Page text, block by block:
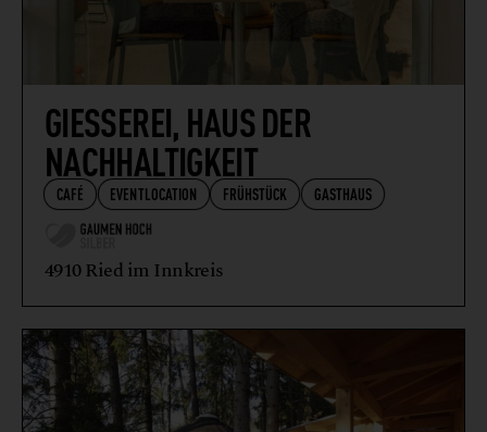
GIESSEREI, HAUS DER
NACHHALTIGKEIT
CAFÉ EVENTLOCATION FRÜHSTÜCK GASTHAUS
4910 Ried im Innkreis